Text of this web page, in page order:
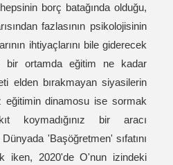
borç batağında olduğu,
fazlasının psikolojisinin
ihtiyaçlarını bile giderecek
bir ortamda eğitim ne kadar
elden bırakmayan siyasilerin
eğitimin dinamosu ise sormak
koymadığınız bir aracı
'Başöğretmen' sıfatını
iken, 2020'de O'nun izindeki